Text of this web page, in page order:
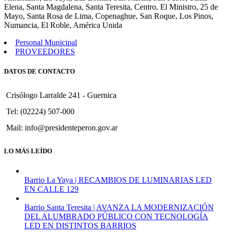
entre
el
Estado
Perón.
Elena, Santa Magdalena, Santa Teresita, Centro, El Ministro, 25 de
Mayo, Santa Rosa de Lima, Copenaghue, San Roque, Los Pinos,
Numancia, El Roble, América Unida
Personal Municipal
PROVEEDORES
DATOS DE CONTACTO
Crisólogo Larralde 241 - Guernica
Tel: (02224) 507-000
Mail: info@presidenteperon.gov.ar
LO MÁS LEÍDO
Barrio La Yaya | RECAMBIOS DE LUMINARIAS LED
EN CALLE 129
Barrio Santa Teresita | AVANZA LA MODERNIZACIÓN
DEL ALUMBRADO PÚBLICO CON TECNOLOGÍA
LED EN DISTINTOS BARRIOS